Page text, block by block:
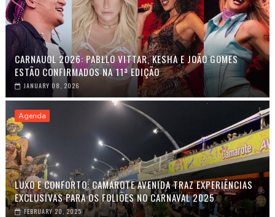
CARNAUOL 2026: PABLLO VITTAR, KESHA E JOÃO GOMES
ESTÃO CONFIRMADOS NA 11ª EDIÇÃO
JANUARY 08, 2026
Agenda
LUXO E CONFORTO: CAMAROTE AVENIDA TRAZ EXPERIÊNCIAS
EXCLUSIVAS PARA OS FOLIÕES NO CARNAVAL 2025
FEBRUARY 20, 2025